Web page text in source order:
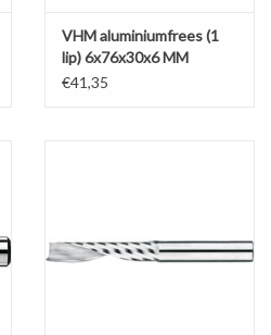
VHM aluminiumfrees (1
lip) 6x76x30x6 MM
€41,35